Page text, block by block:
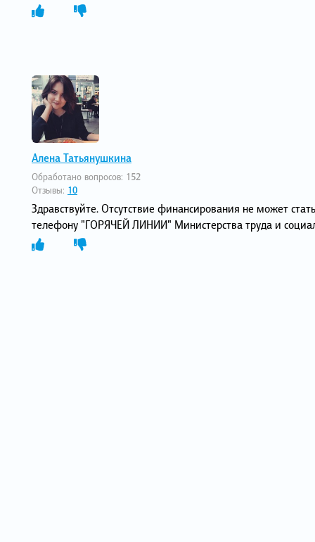
Алена Татьянушкина
Обработано вопросов: 152
Отзывы: 10
Здравствуйте. Отсутствие финансирования не может
телефону "ГОРЯЧЕЙ ЛИНИИ" Министерства труда и